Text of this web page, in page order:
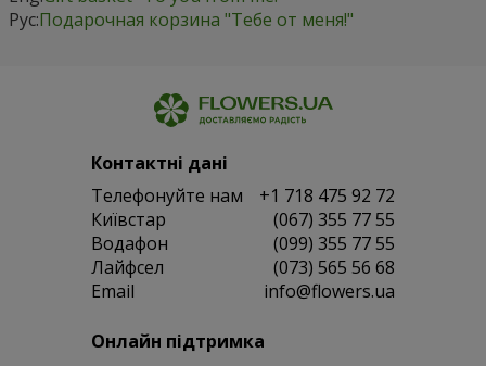
Рус:Подарочная корзина "Тебе от меня!"
Контактні дані
Телефонуйте нам
+1 718 475 92 72
Київстар
(067) 355 77 55
Водафон
(099) 355 77 55
Лайфсел
(073) 565 56 68
Email
info@flowers.ua
Онлайн підтримка